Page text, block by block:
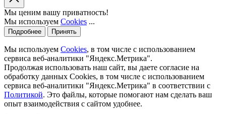
Мы ценим вашу приватность!
Мы используем Cookies ...
Подробнее Принять
Мы используем Cookies, в том числе с использованием
сервиса веб-аналитики "Яндекс.Метрика".
Продолжая использовать наш сайт, вы даете согласие на
обработку данных Cookies, в том числе с использованием
сервиса веб-аналитики "Яндекс.Метрика" в соответствии с
Политикой. Это файлы, которые помогают нам сделать ваш
опыт взаимодействия с сайтом удобнее.